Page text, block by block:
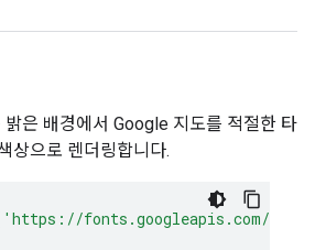
밝은 배경에서 Google 지도를 적절한 타
상으로 렌더링합니다.
'https://fonts.googleapis.com/